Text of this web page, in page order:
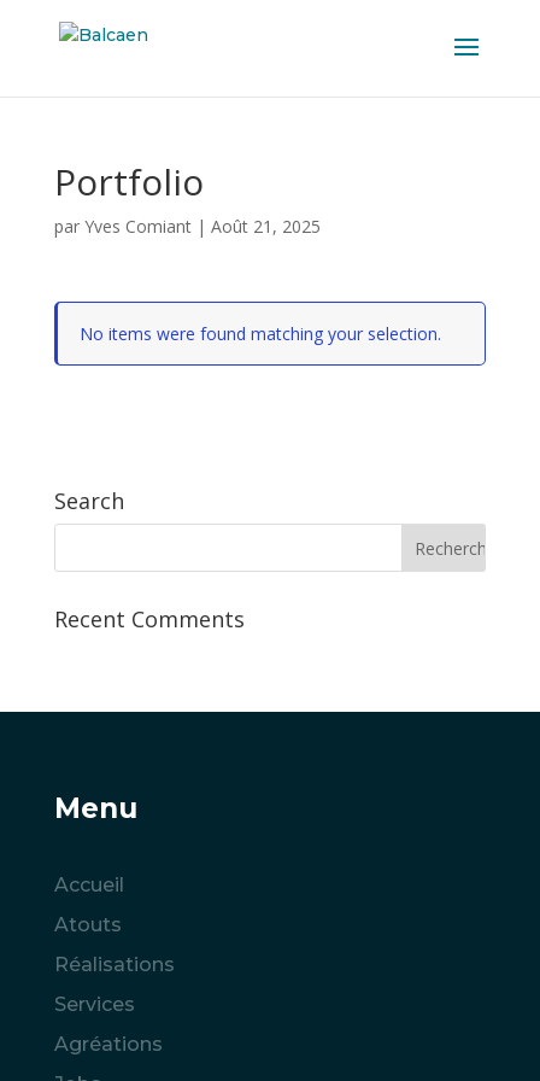
Portfolio
par Yves Comiant| Août 21, 2025
No items were found matching your selection.
Search
Recent Comments
Menu
Accueil
Atouts
Réalisations
Services
Agréations